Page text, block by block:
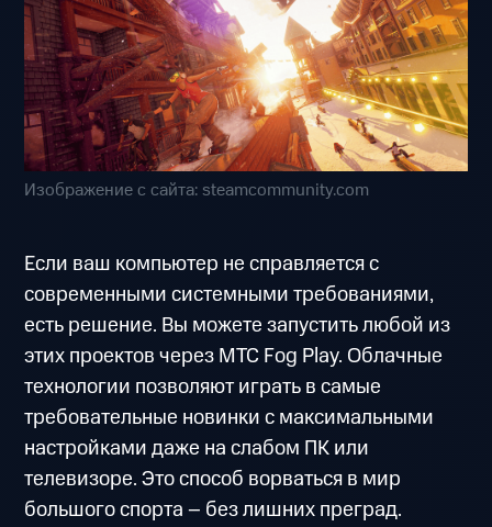
Изображение с сайта: steamcommunity.com
Если ваш компьютер не справляется с
современными системными требованиями,
есть решение. Вы можете запустить любой из
этих проектов через МТС Fog Play. Облачные
технологии позволяют играть в самые
требовательные новинки с максимальными
настройками даже на слабом ПК или
телевизоре. Это способ ворваться в мир
большого спорта – без лишних преград.